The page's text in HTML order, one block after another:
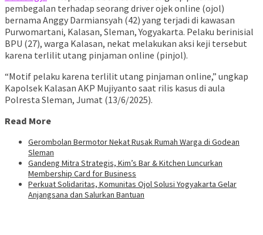
pembegalan terhadap seorang driver ojek online (ojol)
bernama Anggy Darmiansyah (42) yang terjadi di kawasan
Purwomartani, Kalasan, Sleman, Yogyakarta. Pelaku berinisial
BPU (27), warga Kalasan, nekat melakukan aksi keji tersebut
karena terlilit utang pinjaman online (pinjol).
“Motif pelaku karena terlilit utang pinjaman online,” ungkap
Kapolsek Kalasan AKP Mujiyanto saat rilis kasus di aula
Polresta Sleman, Jumat (13/6/2025).
Read More
Gerombolan Bermotor Nekat Rusak Rumah Warga di Godean
Sleman
Gandeng Mitra Strategis, Kim’s Bar & Kitchen Luncurkan
Membership Card for Business
Perkuat Solidaritas, Komunitas Ojol Solusi Yogyakarta Gelar
Anjangsana dan Salurkan Bantuan